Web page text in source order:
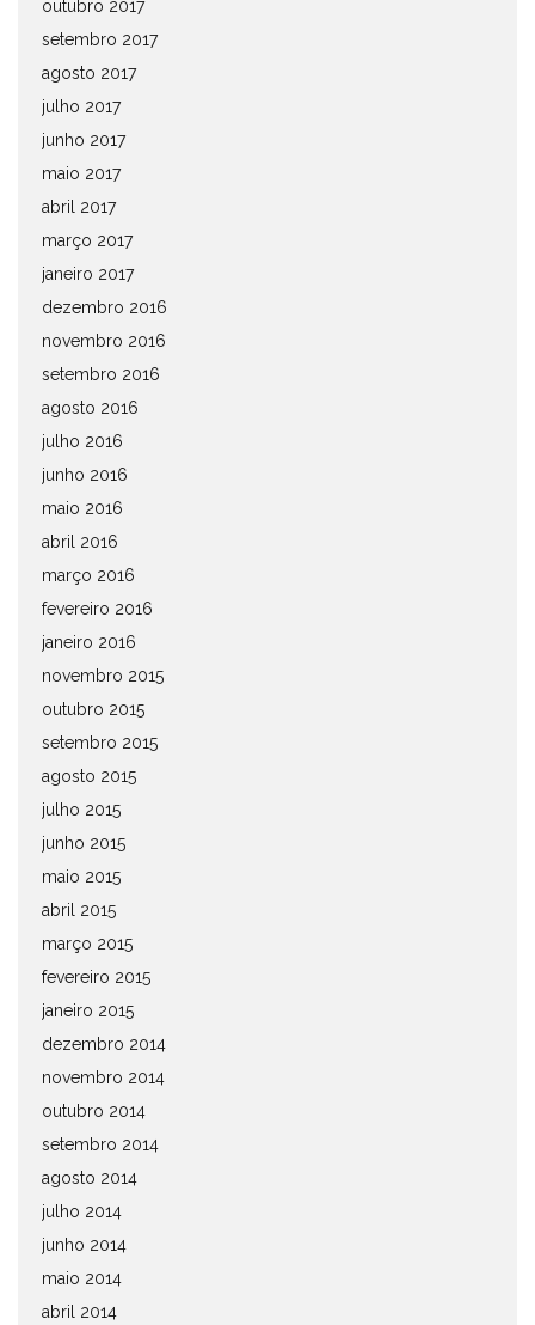
outubro 2017
setembro 2017
agosto 2017
julho 2017
junho 2017
maio 2017
abril 2017
março 2017
janeiro 2017
dezembro 2016
novembro 2016
setembro 2016
agosto 2016
julho 2016
junho 2016
maio 2016
abril 2016
março 2016
fevereiro 2016
janeiro 2016
novembro 2015
outubro 2015
setembro 2015
agosto 2015
julho 2015
junho 2015
maio 2015
abril 2015
março 2015
fevereiro 2015
janeiro 2015
dezembro 2014
novembro 2014
outubro 2014
setembro 2014
agosto 2014
julho 2014
junho 2014
maio 2014
abril 2014